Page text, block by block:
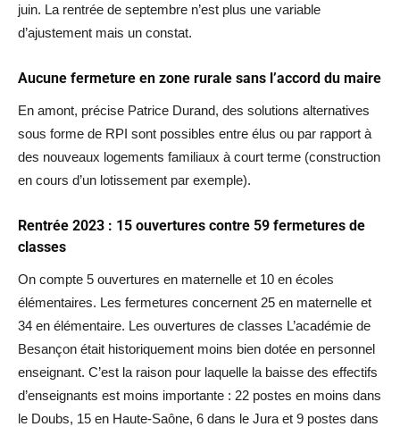
juin. La rentrée de septembre n’est plus une variable
d’ajustement mais un constat.
Aucune fermeture en zone rurale sans l’accord du maire
En amont, précise Patrice Durand, des solutions alternatives
sous forme de RPI sont possibles entre élus ou par rapport à
des nouveaux logements familiaux à court terme (construction
en cours d’un lotissement par exemple).
Rentrée 2023 : 15 ouvertures contre 59 fermetures de
classes
On compte 5 ouvertures en maternelle et 10 en écoles
élémentaires. Les fermetures concernent 25 en maternelle et
34 en élémentaire. Les ouvertures de classes L’académie de
Besançon était historiquement moins bien dotée en personnel
enseignant. C’est la raison pour laquelle la baisse des effectifs
d’enseignants est moins importante : 22 postes en moins dans
le Doubs, 15 en Haute-Saône, 6 dans le Jura et 9 postes dans